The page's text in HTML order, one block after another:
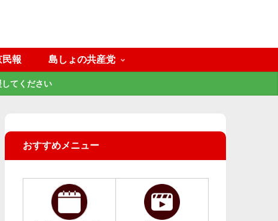
民報 島しょの共産党
てください
おすすめメニュー